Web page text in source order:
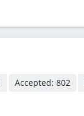
Accepted: 802